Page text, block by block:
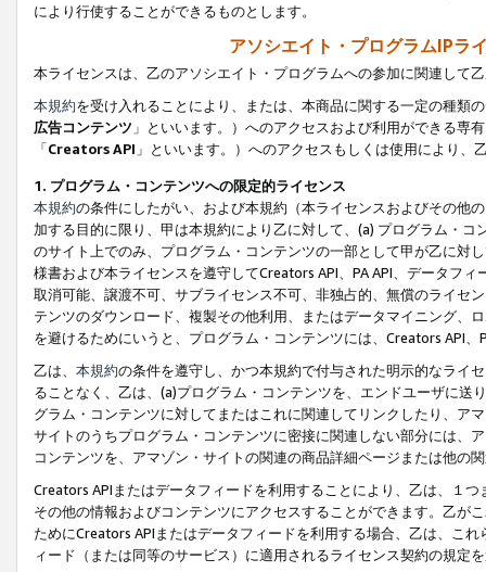
により行使することができるものとします。
アソシエイト・プログラムIPラ
本ライセンスは、乙のアソシエイト・プログラムへの参加に関連して
本規約を受け入れることにより、または、本商品に関する一定の種類
広告コンテンツ 」といいます。）へのアクセスおよび利用ができる専
「Creators API 」といいます。）へのアクセスもしくは使用により
1. プログラム・コンテンツへの限定的ライセンス
本規約の条件にしたがい、および本規約（本ライセンスおよびその他
加する目的に限り、甲は本規約により乙に対して、(a) プログラム・
のサイト上でのみ、プログラム・コンテンツの一部として甲が乙に対
様書および本ライセンスを遵守してCreators API、PA API、データフ
取消可能、譲渡不可、サブライセンス不可、非独占的、無償のライセ
テンツのダウンロード、複製その他利用、またはデータマイニング、
を避けるためにいうと、プログラム・コンテンツには、Creators API
乙は、 本規約の条件を遵守し、かつ本規約で付与された明示的なライ
ることなく、乙は、(a)プログラム・コンテンツを、エンドユーザに
グラム・コンテンツに対してまたはこれに関連してリンクしたり、ア
サイトのうちプログラム・コンテンツに密接に関連しない部分には、
コンテンツを、アマゾン・サイトの関連の商品詳細ページまたは他の
Creators APIまたはデータフィードを利用することにより、乙は、１
その他の情報およびコンテンツにアクセスすることができます。乙が
ためにCreators APIまたはデータフィードを利用する場合、乙は、こ
ィード（または同等のサービス）に適用されるライセンス契約の規定